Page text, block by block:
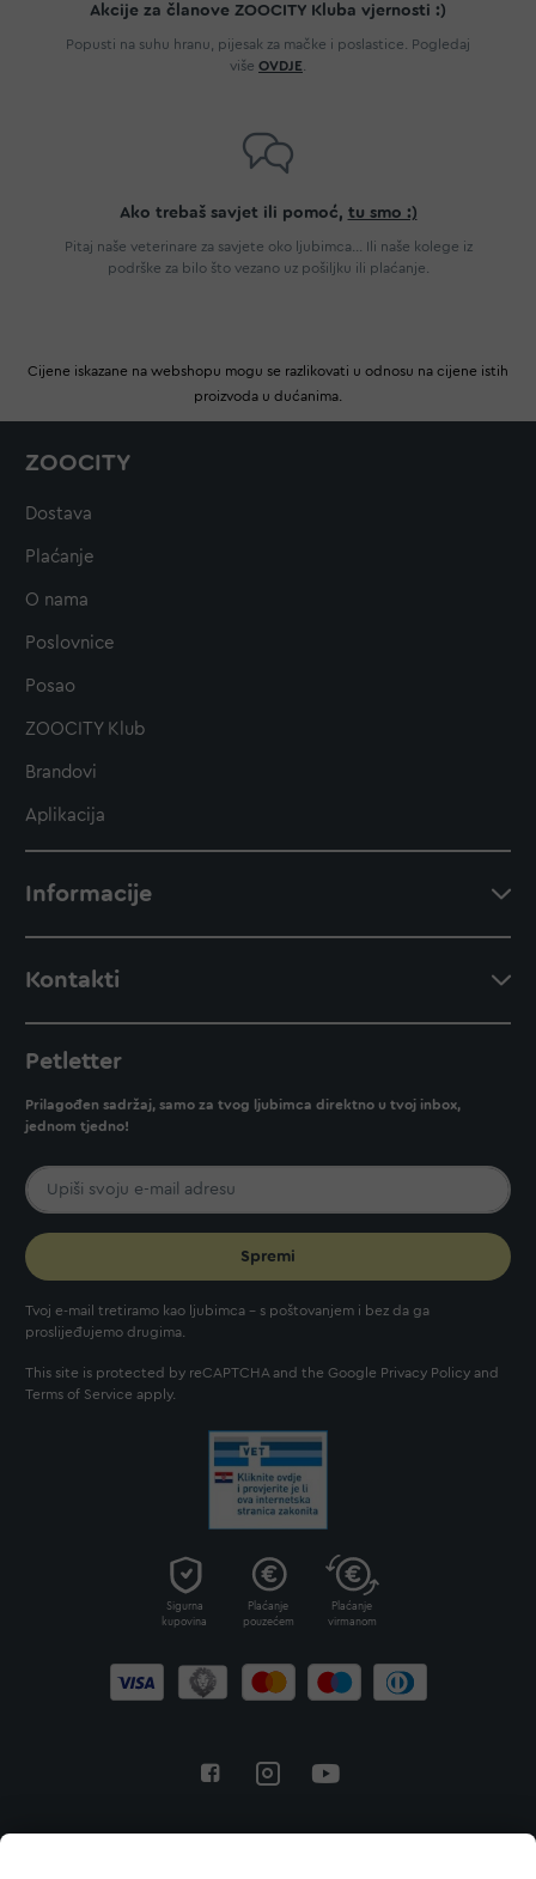
Akcije za članove ZOOCITY Kluba vjernosti :)
Popusti na suhu hranu, pijesak za mačke i poslastice. Pogledaj
više OVDJE
Ako trebaš savjet ili pomoć, tu smo :)
Pitaj naše veterinare za savjete oko ljubimca... Ili naše kolege iz
podrške za bilo što vezano uz pošiljku ili plaćanje.
Cijene iskazane na webshopu mogu se razlikovati u odnosu na cijene istih
proizvoda u dućanima.
ZOOCITY
Dostava
Plaćanje
O nama
Poslovnice
Posao
ZOOCITY Klub
Brandovi
Aplikacija
Informacije
Kontakti
Petletter
Prilagođen sadržaj, samo za tvog ljubimca direktno u tvoj inbox,
jednom tjedno!
Spremi
Tvoj e-mail tretiramo kao ljubimca - s poštovanjem i bez da ga
proslijeđujemo drugima.
This site is protected by reCAPTCHA and the Google Privacy Policy and
Terms of Service apply.
Sigurna
kupovina
Plaćanje
pouzećem
Plaćanje
virmanom